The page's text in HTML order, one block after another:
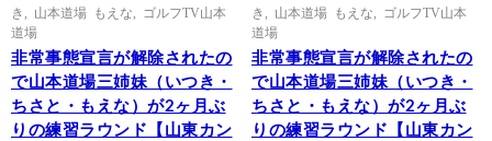
き
山本道場 もえな
ゴルフTV山本
道場
非常事態宣言が解除されたの
で山本道場三姉妹（いつき・
ちさと・もえな）が2ヶ月ぶ
りの練習ラウンド【山東カン
き
山本道場 もえな
ゴルフTV山本
道場
非常事態宣言が解除されたの
で山本道場三姉妹（いつき・
ちさと・もえな）が2ヶ月ぶ
りの練習ラウンド【山東カン